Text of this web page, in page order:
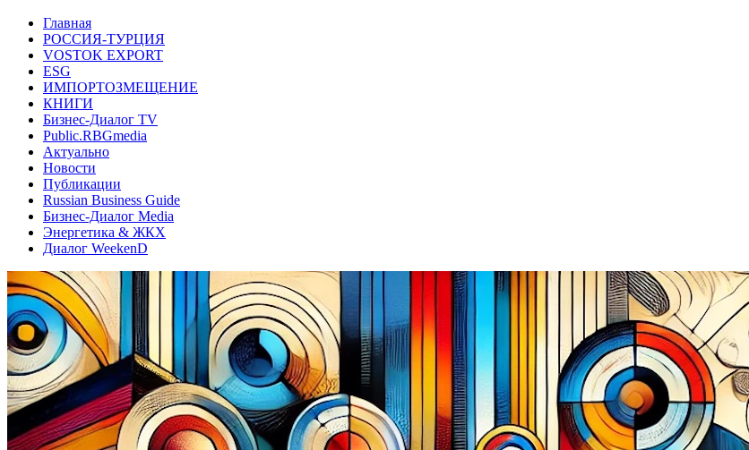
Главная
РОССИЯ-ТУРЦИЯ
VOSTOK EXPORT
ESG
ИМПОРТОЗМЕЩЕНИЕ
КНИГИ
Бизнес-Диалог TV
Public.RBGmedia
Актуально
Новости
Публикации
Russian Business Guide
Бизнес-Диалог Media
Энергетика & ЖКХ
Диалог WeekenD